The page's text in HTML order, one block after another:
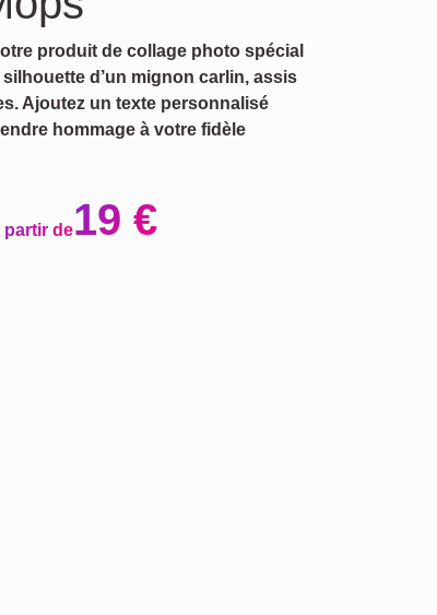
produit de collage photo spécial
d’un mignon carlin, assis
Ajoutez un texte personnalisé
hommage à votre fidèle
partir de19 €